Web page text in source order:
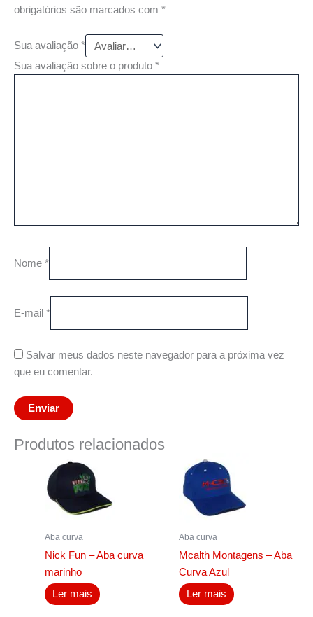
obrigatórios são marcados com *
Sua avaliação *
Sua avaliação sobre o produto *
Nome *
E-mail *
Salvar meus dados neste navegador para a próxima vez
que eu comentar.
Produtos relacionados
Aba curva
Nick Fun – Aba curva
marinho
Ler mais
Aba curva
Mcalth Montagens – Aba
Curva Azul
Ler mais